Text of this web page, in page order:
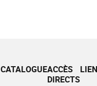
CATALOGUEACCÈS
DIRECTS